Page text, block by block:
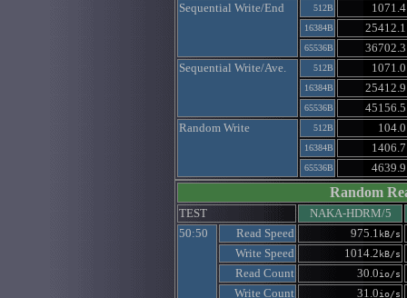
Sequential Write/End 512B 1071.4
16384B
25412.1
65536B
36702.3
Sequential Write/Ave. 512B 1071.0
16384B
25412.9
65536B
45156.5
Random Write 512B 104.0
16384B
1406.7
65536B
4639.9
Random
TEST
NAKA-HDRM/5
50:50
Read Speed 975.1 kB/s
Write Speed 1014.2 kB/s
Read Count 30.0io/s
Write Count 31.0io/s